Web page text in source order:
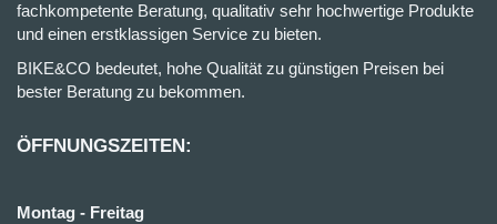
fachkompetente Beratung, qualitativ sehr hochwertige Produkte
und einen erstklassigen Service zu bieten.
BIKE&CO bedeutet, hohe Qualität zu günstigen Preisen bei
bester Beratung zu bekommen.
ÖFFNUNGSZEITEN:
Montag - Freitag